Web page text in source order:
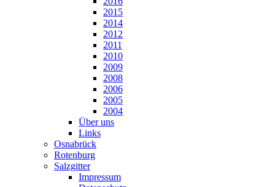
2015
2014
2012
2011
2010
2009
2008
2006
2005
2004
Über uns
Links
Osnabrück
Rotenburg
Salzgitter
Impressum